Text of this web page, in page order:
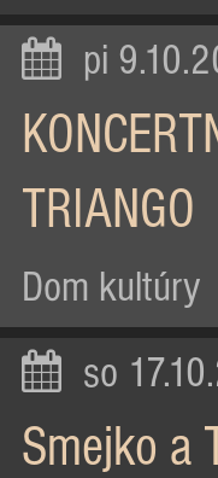
pi
TRIANGO
Dom kultúry
so
Smejko a